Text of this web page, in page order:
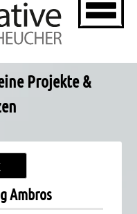
Projekte &
Ambros